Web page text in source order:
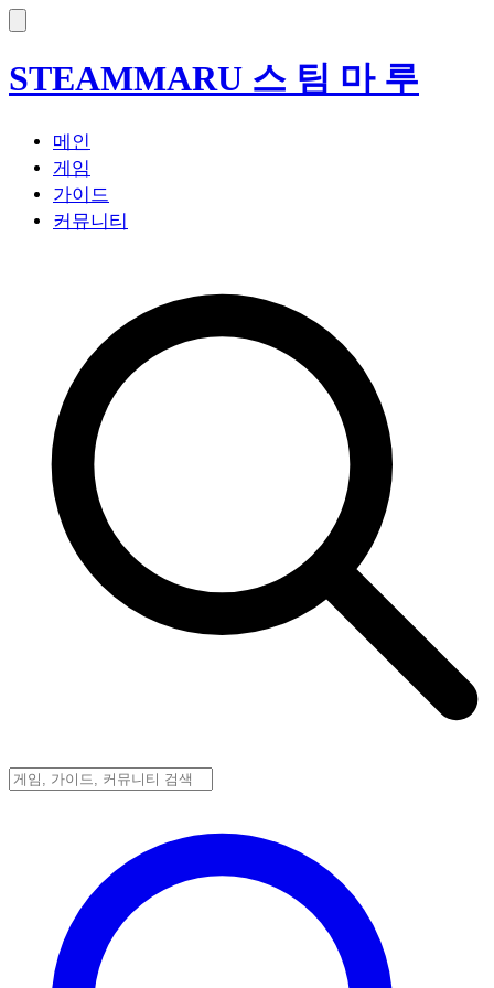
STEAMMARU 스 팀 마 루
메인
게임
가이드
커뮤니티